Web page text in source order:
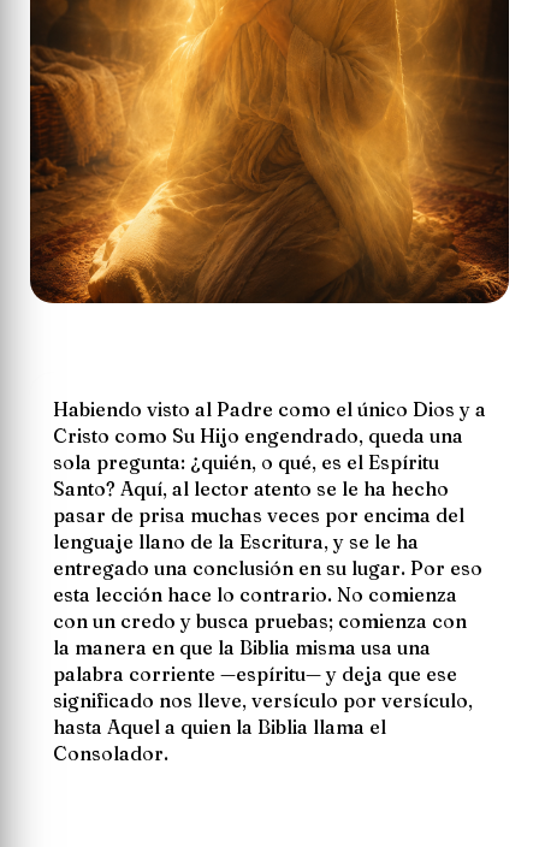
Habiendo visto al Padre como el único Dios y a
Cristo como Su Hijo engendrado, queda una
sola pregunta: ¿quién, o qué, es el Espíritu
Santo? Aquí, al lector atento se le ha hecho
pasar de prisa muchas veces por encima del
lenguaje llano de la Escritura, y se le ha
entregado una conclusión en su lugar. Por eso
esta lección hace lo contrario. No comienza
con un credo y busca pruebas; comienza con
la manera en que la Biblia misma usa una
palabra corriente —espíritu— y deja que ese
significado nos lleve, versículo por versículo,
hasta Aquel a quien la Biblia llama el
Consolador.